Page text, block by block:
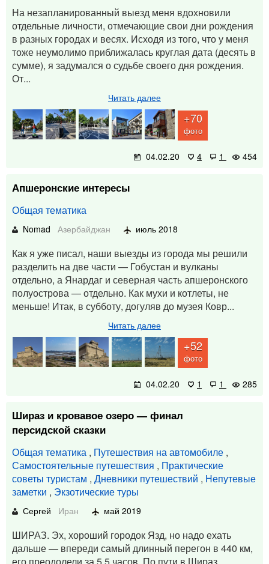
На незапланированный выезд меня вдохновили
отдельные личности, отмечающие свои дни рождения
в разных городах и весях. Исходя из того, что у меня
тоже неумолимо приближалась круглая дата (десять в
сумме), я задумался о судьбе своего дня рождения.
От...
Читать далее
+70
фото
04.02.20 4 1 454
Апшеронские интересы
Общая тематика
Nomad Азербайджан июль 2018
Как я уже писал, наши выезды из города мы решили
разделить на две части — Гобустан и вулканы
отдельно, а Янардаг и северная часть апшеронского
полуострова — отдельно. Как мухи и котлеты, не
меньше! Итак, в субботу, догуляв до музея Ковр...
Читать далее
+52
фото
04.02.20 1 1 285
Шираз и кровавое озеро — финал
персидской сказки
Общая тематика , Путешествия на автомобиле ,
Самостоятельные путешествия , Практические
советы туристам , Дневники путешествий , Непутевые
заметки , Экзотические туры
Сергей Иран май 2019
ШИРАЗ. Эх, хороший городок Язд, но надо ехать
дальше — впереди самый длинный перегон в 440 км,